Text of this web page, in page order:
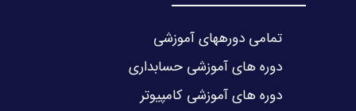
تمامی دورههای آموزشی
دوره های آموزشی حسابداری
دوره های آموزشی کامپیوتر